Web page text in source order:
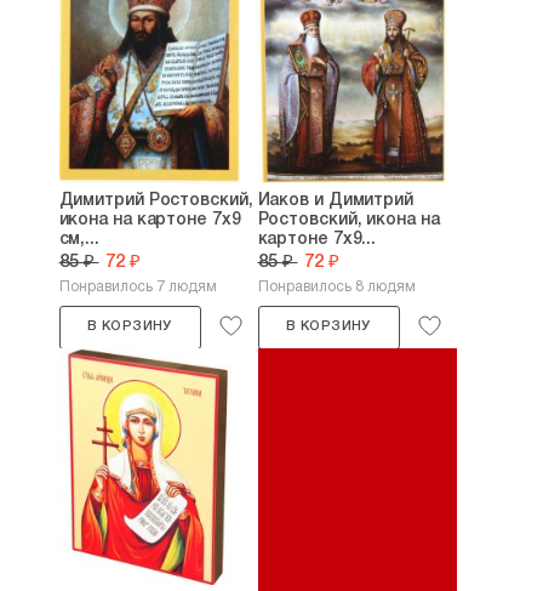
Димитрий Ростовский,
икона на картоне 7х9
см,...
85 ₽ 72 ₽
Понравилось 7 людям
В КОРЗИНУ
Иаков и Димитрий
Ростовский, икона на
картоне 7х9...
85 ₽ 72 ₽
Понравилось 8 людям
В КОРЗИНУ